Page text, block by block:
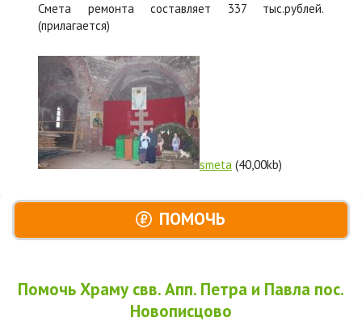
Смета ремонта составляет 337 тыс.рублей.
(прилагается)
smeta (40,00kb)
ПОМОЧЬ
Помочь Храму свв. Апп. Петра и Павла пос.
Новописцово